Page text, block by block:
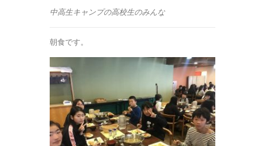
中高生キャンプの高校生のみんな
朝食です。